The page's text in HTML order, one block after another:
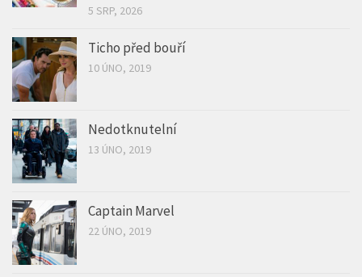
5 SRP, 2026
Ticho před bouří
10 ÚNO, 2019
Nedotknutelní
13 ÚNO, 2019
Captain Marvel
22 ÚNO, 2019